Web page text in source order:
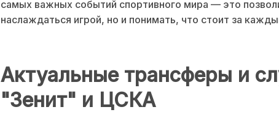
самых важных событий спортивного мира — это
наслаждаться игрой, но и понимать, что стоит за
Актуальные трансферы и
"Зенит" и ЦСКА